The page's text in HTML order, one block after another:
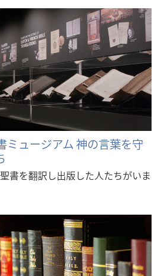
ミュージアム 神の言葉を守
書を翻訳し出版した人たちがいま